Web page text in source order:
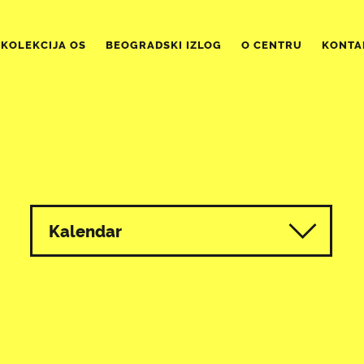
KOLEKCIJA OS BEOGRADSKI IZLOG O CENTRU
Kalendar